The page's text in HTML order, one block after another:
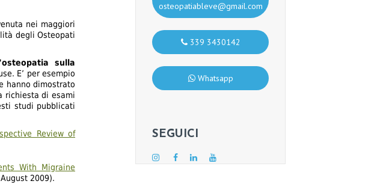
nei maggiori
degli Osteopati
sulla
E’ per esempio
hanno dimostrato
richiesta di esami
studi pubblicati
Review of
With Migraine
August 2009).
osteopatiableve@gmail.com
339 3430142
Whatsapp
SEGUICI